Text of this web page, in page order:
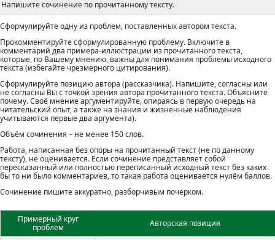
Напишите сочинение по прочитанному тексту.
Сформулируйте одну из проблем, поставленных автором текста.
Прокомментируйте сформулированную проблему. Включите в
комментарий два примера-иллюстрации из прочитанного текста,
которые, по Вашему мнению, важны для понимания проблемы исходного
текста (избегайте чрезмерного цитирования).
Сформулируйте позицию автора (рассказчика). Напишите, согласны или
не согласны Вы с точкой зрения автора прочитанного текста. Объясните
почему. Своё мнение аргументируйте, опираясь в первую очередь на
читательский опыт, а также на знания и жизненные наблюдения
учитываются первые два аргумента).
Объём сочинения – не менее 150 слов.
Работа, написанная без опоры на прочитанный текст (не по данному
тексту), не оценивается. Если сочинение представляет собой
пересказанный или полностью переписанный исходный текст без каких
бы то ни было комментариев, то такая работа оценивается нулём баллов.
Сочинение пишите аккуратно, разборчивым почерком.
Примерный круг
проблем
Авторская позиция